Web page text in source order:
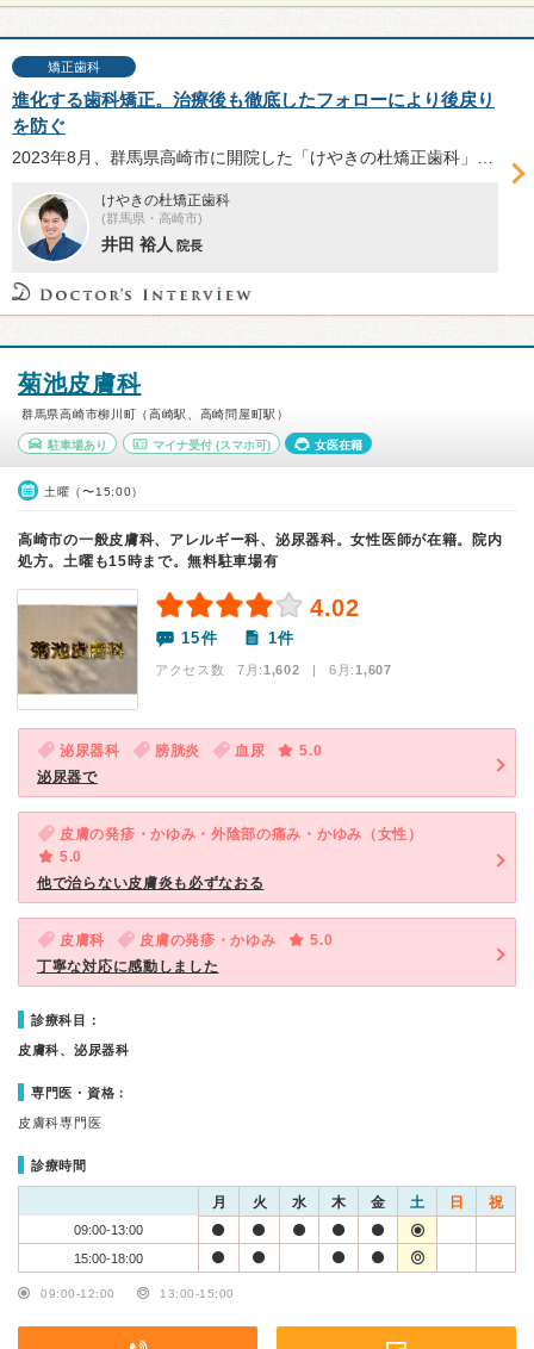
矯正歯科
進化する歯科矯正。治療後も徹底したフォローにより後戻り
を防ぐ
けやきの杜矯正歯科
(群馬県・高崎市)
井田 裕人 院長
菊池皮膚科
群馬県高崎市柳川町（高崎駅、高崎問屋町駅）
駐車場あり マイナ受付(スマホ可) 女医在籍
土曜（〜15:00）
高崎市の一般皮膚科、アレルギー科、泌尿器科。女性医師が在籍。院内
処方。土曜も15時まで。無料駐車場有
4.02
15件 1件
アクセス数 7月:1,602 | 6月:1,607
泌尿器科 膀胱炎 血尿
5.0
泌尿器で
皮膚の発疹・かゆみ・外陰部の痛み・かゆみ（女性）
5.0
他で治らない皮膚炎も必ずなおる
皮膚科 皮膚の発疹・かゆみ
5.0
丁寧な対応に感動しました
診療科目：
皮膚科、泌尿器科
専門医・資格：
皮膚科専門医
診療時間
月 火 水 木 金 土 日 祝
09:00-13:00
15:00-18:00
09:00-12:00 13:00-15:00